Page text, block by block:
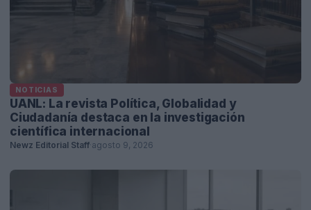
NOTICIAS
UANL: La revista Política, Globalidad y
Ciudadanía destaca en la investigación
científica internacional
Newz Editorial Staff agosto 9, 2026